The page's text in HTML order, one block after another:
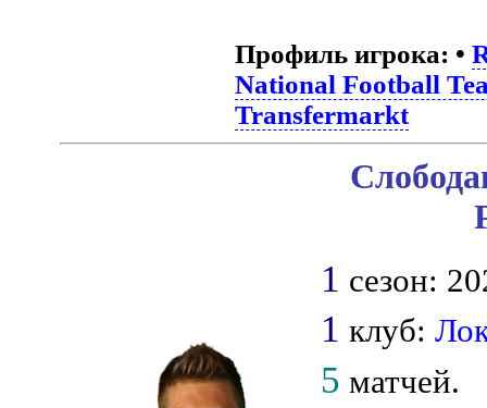
Профиль игрока: •
National Football
Transfermarkt
1 сезон:
1 клуб:
5 матчей.